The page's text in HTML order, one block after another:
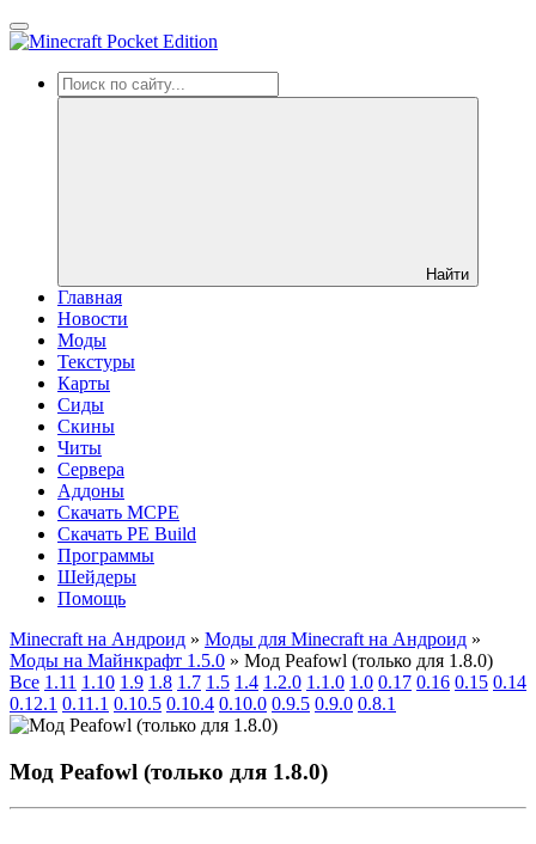
Найти
Главная
Новости
Моды
Текстуры
Карты
Сиды
Cкины
Читы
Сервера
Аддоны
Скачать MCPE
Скачать PE Build
Программы
Шейдеры
Помощь
Minecraft на Андроид » Моды для Minecraft на Андроид »
Моды на Майнкрафт 1.5.0 » Мод Peafowl (только для 1.8.0)
Все 1.11 1.10 1.9 1.8 1.7 1.5 1.4 1.2.0 1.1.0 1.0 0.17 0.16 0.15 0.14
0.12.1 0.11.1 0.10.5 0.10.4 0.10.0 0.9.5 0.9.0 0.8.1
Мод Peafowl (только для 1.8.0)